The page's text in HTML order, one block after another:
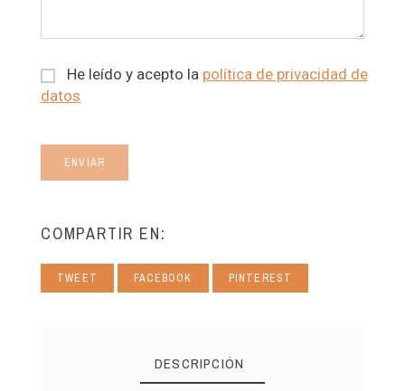
He leído y acepto la política de privacidad de
datos
ENVIAR
COMPARTIR EN:
TWEET FACEBOOK PINTEREST
DESCRIPCIÓN